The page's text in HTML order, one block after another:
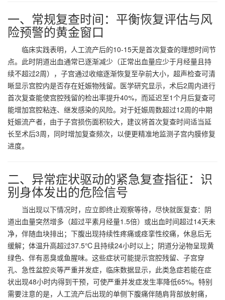
一、常规复查时间：平衡恢复评估与风
险预警的黄金窗口
临床实践表明，人工流产后的10-15天是首次复查的理想时间节
点。此时阴道出血通常已逐渐减少（正常出血量应少于月经量且持
续不超过2周），子宫通过收缩逐渐恢复至孕前大小，超声检查可清
晰显示宫腔内是否存在妊娠物残留。医学研究显示，术后2周内进行
首次复查能使宫腔残留的检出率提升40%，而延迟至1个月后复查可
能增加宫腔粘连、继发感染的风险。对于妊娠周数超过12周的中期
妊娠流产者，由于子宫损伤面积较大，建议将首次复查时间适当延
长至术后3周，同时增加复查频次，以便更精准地监测子宫内膜修复
进度。
二、异常症状驱动的紧急复查指征：识
别身体发出的危险信号
当出现以下情况时，应立即终止观察等待，尽快就医复查：阴
道出血量突然增多（超过平素月经量1.5倍）或出血时间超过14天未
净，伴随血块排出；下腹出现持续性疼痛或痉挛性绞痛，休息后无
缓解；体温升高超过37.5℃且持续24小时以上；阴道分泌物呈现黄
绿色、伴有恶臭或鱼腥味。这些症状可能提示宫腔残留、子宫穿
孔、急性盆腔炎等严重并发症，临床数据显示，此类急症若能在症
状出现48小时内得到干预，可使严重并发症发生率降低65%。特别
需要注意的是，人工流产后出现的单侧下腹痛伴随肩背部放射痛，